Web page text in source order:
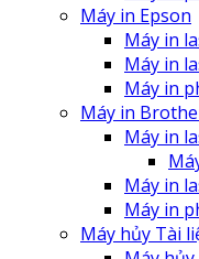
Máy in Epson
Máy in
Máy in
Máy in
Máy in
Máy in
Máy in
Máy in
Máy hủy Tài